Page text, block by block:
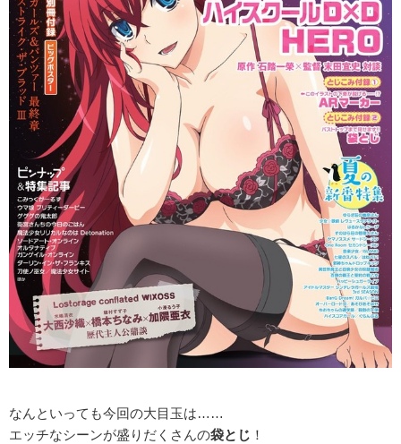
なんといっても今回の大目玉は……
エッチなシーンが盛りだくさんの袋とじ ！